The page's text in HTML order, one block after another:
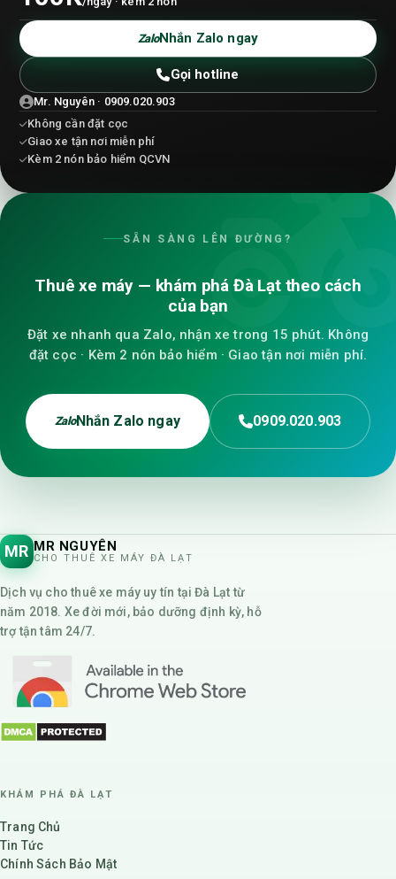
ZaloNhắn Zalo ngay
Gọi hotline
Mr. Nguyên · 0909.020.903
Không cần đặt cọc
Giao xe tận nơi miễn phí
Kèm 2 nón bảo hiểm QCVN
SẴN SÀNG LÊN ĐƯỜNG?
Thuê xe máy — khám phá Đà Lạt theo cách
của bạn
Đặt xe nhanh qua Zalo, nhận xe trong 15 phút. Không
đặt cọc · Kèm 2 nón bảo hiểm · Giao tận nơi miễn phí.
ZaloNhắn Zalo ngay 0909.020.903
MR MR NGUYÊN
CHO THUÊ XE MÁY ĐÀ LẠT
Dịch vụ cho thuê xe máy uy tín tại Đà Lạt từ
năm 2018. Xe đời mới, bảo dưỡng định kỳ, hỗ
trợ tận tâm 24/7.
KHÁM PHÁ ĐÀ LẠT
Trang Chủ
Tin Tức
Chính Sách Bảo Mật